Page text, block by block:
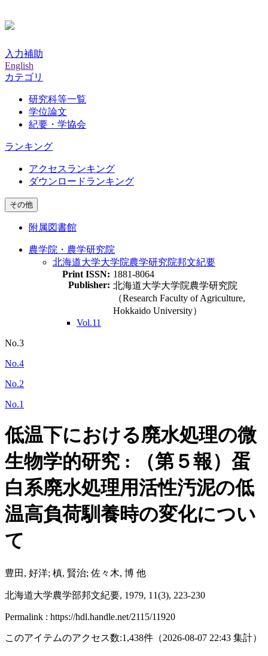
入力補助
English
カテゴリ
研究科等一覧
学位論文
紀要・学協会
ランキング
アクセスランキング
ダウンロードランキング
その他
附属図書館
農学院・農学研究院
北海道大学大学院農学研究院邦文紀要
Print ISSN: 1881-8064
Publisher: 北海道大学大学院農学研究院
（Research Faculty of Agriculture,
Hokkaido University）
Vol.11
No.3
No.4
No.2
No.1
低温下における廃水処理の微
生物学的研究 : （第５報）蛋
白系廃水処理用活性汚泥の低
温高負荷馴養時の変化につい
て
豊田, 好洋; 槙, 賢治; 佐々木, 博 他
北海道大学農学部邦文紀要, 1979, 11(3), 223-230
Permalink : https://hdl.handle.net/2115/11920
このアイテムのアクセス数:1,438件 （2026-08-07 22:43 集計）